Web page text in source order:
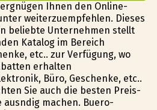
Ihnen den Online-
weiterzuempfehlen. Dieses
beliebte Unternehmen stellt
Katalog im Bereich
etc.. zur Verfügung, wo
erhalten
Büro, Geschenke, etc..
Sie auch die besten Preis-
machen. Buero-